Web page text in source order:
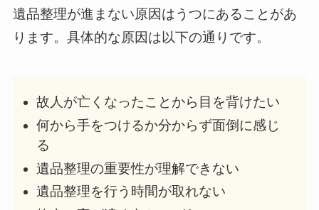
遺品整理が進まない原因はうつにあることがあ
ります。具体的な原因は以下の通りです。
故人が亡くなったことから目を背けたい
何から手をつけるか分からず面倒に感じ
る
遺品整理の重要性が理解できない
遺品整理を行う時間が取れない